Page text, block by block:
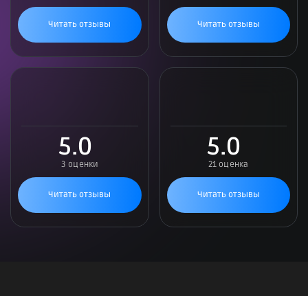
Читать отзывы Читать отзывы
5.0
3 оценки
Читать отзывы
5.0
21 оценка
Читать отзывы